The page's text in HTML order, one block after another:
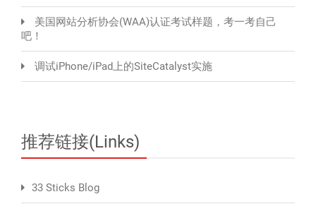
美国网站分析协会(WAA)认证考试样题，考一考自己
吧！
调试iPhone/iPad上的SiteCatalyst实施
推荐链接(Links)
33 Sticks Blog